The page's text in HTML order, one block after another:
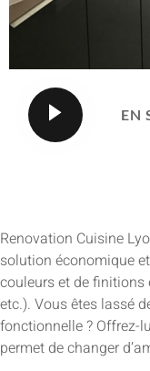
EN
Renovation Cuisine
solution économique
couleurs et de finitions
etc.). Vous êtes lassé
fonctionnelle ? Offrez-
permet de changer